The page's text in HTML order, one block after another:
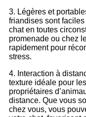
3. Légères et
friandises sont
chat en toutes
promenade ou chez
rapidement pour
stress.
4. Interaction à
texture idéale pour
propriétaires
distance. Que vous
chez vous, vous